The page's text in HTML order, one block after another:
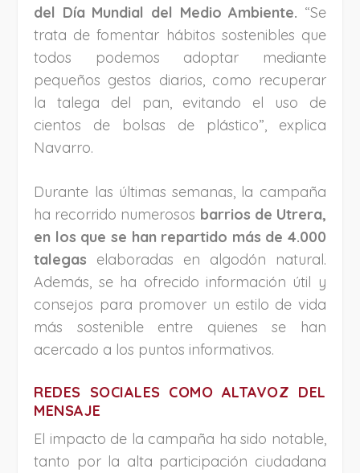
del Día Mundial del Medio Ambiente. “Se
trata de fomentar hábitos sostenibles que
todos podemos adoptar mediante
pequeños gestos diarios, como recuperar
la talega del pan, evitando el uso de
cientos de bolsas de plástico”, explica
Navarro.
Durante las últimas semanas, la campaña
ha recorrido numerosos barrios de Utrera,
en los que se han repartido más de 4.000
talegas elaboradas en algodón natural.
Además, se ha ofrecido información útil y
consejos para promover un estilo de vida
más sostenible entre quienes se han
acercado a los puntos informativos.
REDES SOCIALES COMO ALTAVOZ DEL
MENSAJE
El impacto de la campaña ha sido notable,
tanto por la alta participación ciudadana